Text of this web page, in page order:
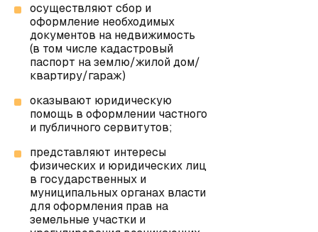
осуществляют сбор и
оформление необходимых
документов на недвижимость
(в том числе кадастровый
паспорт на землю/жилой дом/
квартиру/гараж)
оказывают юридическую
помощь в оформлении частного
и публичного сервитутов;
представляют интересы
физических и юридических лиц
в государственных и
муниципальных органах власти
для оформления прав на
земельные участки и